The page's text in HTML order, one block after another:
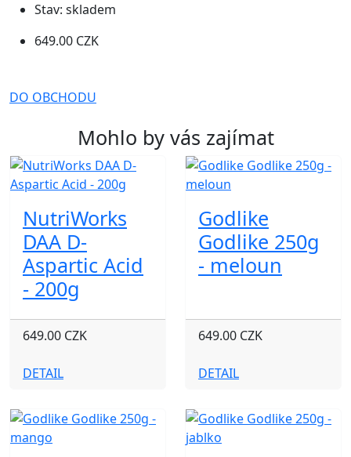
Stav: skladem
649.00 CZK
DO OBCHODU
Mohlo by vás zajímat
NutriWorks
DAA D-
Aspartic Acid
- 200g
649.00 CZK
DETAIL
Godlike
Godlike 250g
- meloun
649.00 CZK
DETAIL